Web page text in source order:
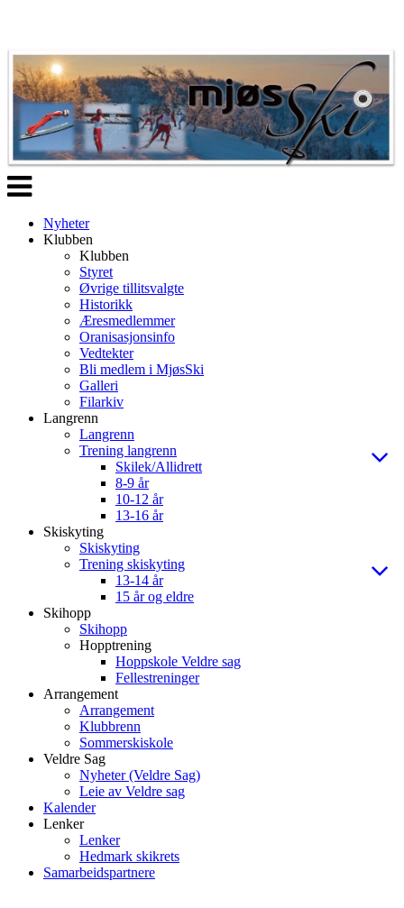
Veksle
navigasjon
Nyheter
Klubben
Klubben
Styret
Øvrige tillitsvalgte
Historikk
Æresmedlemmer
Oranisasjonsinfo
Vedtekter
Bli medlem i MjøsSki
Galleri
Filarkiv
Langrenn
Langrenn
Trening langrenn
Skilek/Allidrett
8-9 år
10-12 år
13-16 år
Skiskyting
Skiskyting
Trening skiskyting
13-14 år
15 år og eldre
Skihopp
Skihopp
Hopptrening
Hoppskole Veldre sag
Fellestreninger
Arrangement
Arrangement
Klubbrenn
Sommerskiskole
Veldre Sag
Nyheter (Veldre Sag)
Leie av Veldre sag
Kalender
Lenker
Lenker
Hedmark skikrets
Samarbeidspartnere